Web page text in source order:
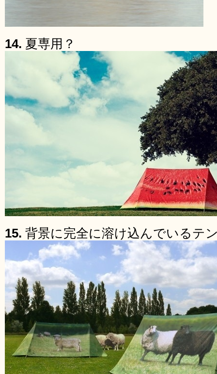
14. 夏専用？
15. 背景に完全に溶け込んでいるテ